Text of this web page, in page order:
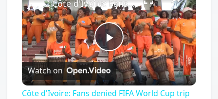
Play
Video
Côte d'Ivoire: Fans denied FIFA World Cup trip amid visa delays, slow easing of rules.
Watch on
Côte d'Ivoire: Fans denied FIFA World Cup trip